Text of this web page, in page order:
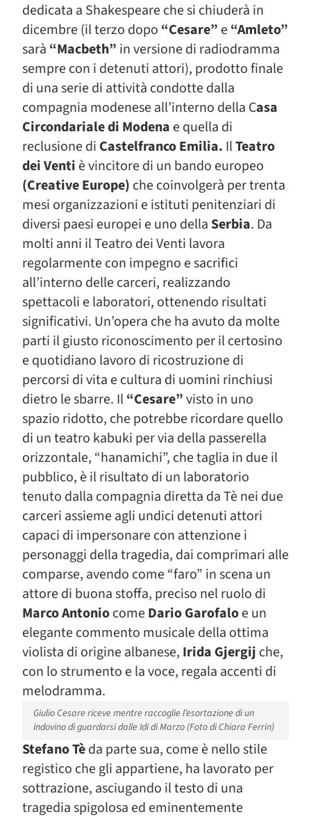
dedicata a Shakespeare che si chiuderà in
dicembre (il terzo dopo “Cesare” e“Amleto”
sarà “Macbeth” in versione di radiodramma
sempre con i detenuti attori), prodotto finale
di una serie di attività condotte dalla
compagnia modenese all’interno della Casa
Circondariale di Modena e quella di
reclusione di Castelfranco Emilia. IlTeatro
dei Venti è vincitore di un bando europeo
(Creative Europe) che coinvolgerà per trenta
mesi organizzazioni e istituti penitenziari di
diversi paesi europei e uno della Serbia. Da
molti anni il Teatro dei Venti lavora
regolarmente con impegno e sacrifici
all’interno delle carceri, realizzando
spettacoli e laboratori, ottenendo risultati
significativi. Un’opera che ha avuto da molte
parti il giusto riconoscimento per il certosino
e quotidiano lavoro di ricostruzione di
percorsi di vita e cultura di uomini rinchiusi
dietro le sbarre. Il“Cesare”visto in uno
spazio ridotto, che potrebbe ricordare quello
di un teatro kabuki per via della passerella
orizzontale, “hanamichi”, che taglia in due il
pubblico, è il risultato di un laboratorio
tenuto dalla compagnia diretta da Tè nei due
carceri assieme agli undici detenuti attori
capaci di impersonare con attenzione i
personaggi della tragedia, dai comprimari alle
comparse, avendo come “faro” in scena un
attore di buona stoffa, preciso nel ruolo di
Marco AntoniocomeDario Garofaloe un
elegante commento musicale della ottima
violista di origine albanese, Irida Gjergij che,
con lo strumento e la voce, regala accenti di
melodramma.
Giulio Cesare riceve mentre raccoglie l’esortazione di un
indovino di guardarsi dalle Idi di Marzo (Foto di Chiara Ferrin)
Stefano Tèda parte sua, come è nello stile
registico che gli appartiene, ha lavorato per
sottrazione, asciugando il testo di una
tragedia spigolosa ed eminentemente